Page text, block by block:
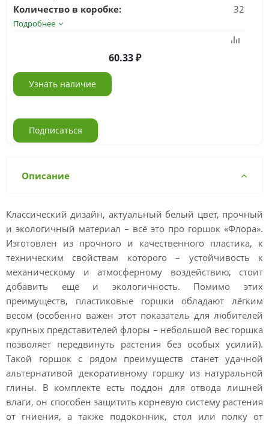
Количество в коробке:
32
Подробнее
60.33
Узнать наличие
Подписаться
Описание
Классический дизайн, актуальный белый цвет, прочный
и экологичный материал – всё это про горшок «Флора».
Изготовлен из прочного и качественного пластика, к
техническим свойствам которого – устойчивость к
механическому и атмосферному воздействию, стоит
добавить ещё и экологичность. Помимо этих
преимуществ, пластиковые горшки обладают лёгким
весом (особенно важен этот показатель для любителей
крупных представителей флоры – небольшой вес горшка
позволяет передвинуть растения без особых усилий).
Такой горшок с рядом преимуществ станет удачной
альтернативой декоративному горшку из натуральной
глины. В комплекте есть поддон для отвода лишней
влаги, он способен защитить корневую систему растения
от гниения, а также подоконник, стол или полку от